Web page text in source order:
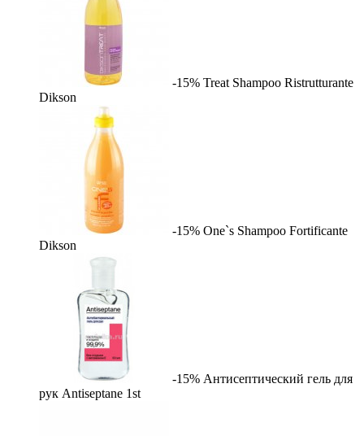
-15% Treat Shampoo Ristrutturante
Dikson
-15% One`s Shampoo Fortificante
Dikson
-15% Антисептический гель для
рук Antiseptane 1st